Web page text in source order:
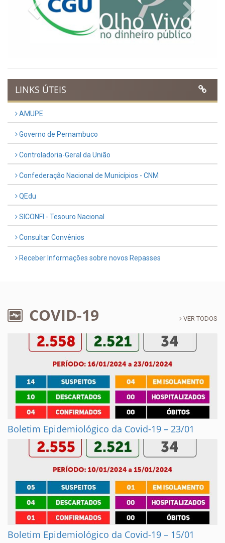
Previous
LINKS ÚTEIS
AMUPE
Governo de Pernambuco
Controladoria-Geral da União
Confederação Nacional de Municípios - CNM
QEdu
SICONFI - Tesouro Nacional
Consultar Convênios
Receber Informações sobre novos Repasses
COVID-19 VER TODOS
Boletim Epidemiológico da Covid-19 – 23/01
Boletim Epidemiológico da Covid-19 – 15/01